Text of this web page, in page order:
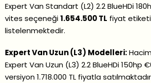
Expert Van Standart (L2) 2.2 BlueHDi
vites seçeneği1.654.500 TL fiyat
listelenmektedir.
Expert Van Uzun (L3) Modelleri:
Expert Van Uzun (L3) 2.2 BlueHDi 150hp
versiyon 1.718.000 TL fiyatla